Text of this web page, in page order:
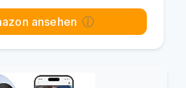
ansehen